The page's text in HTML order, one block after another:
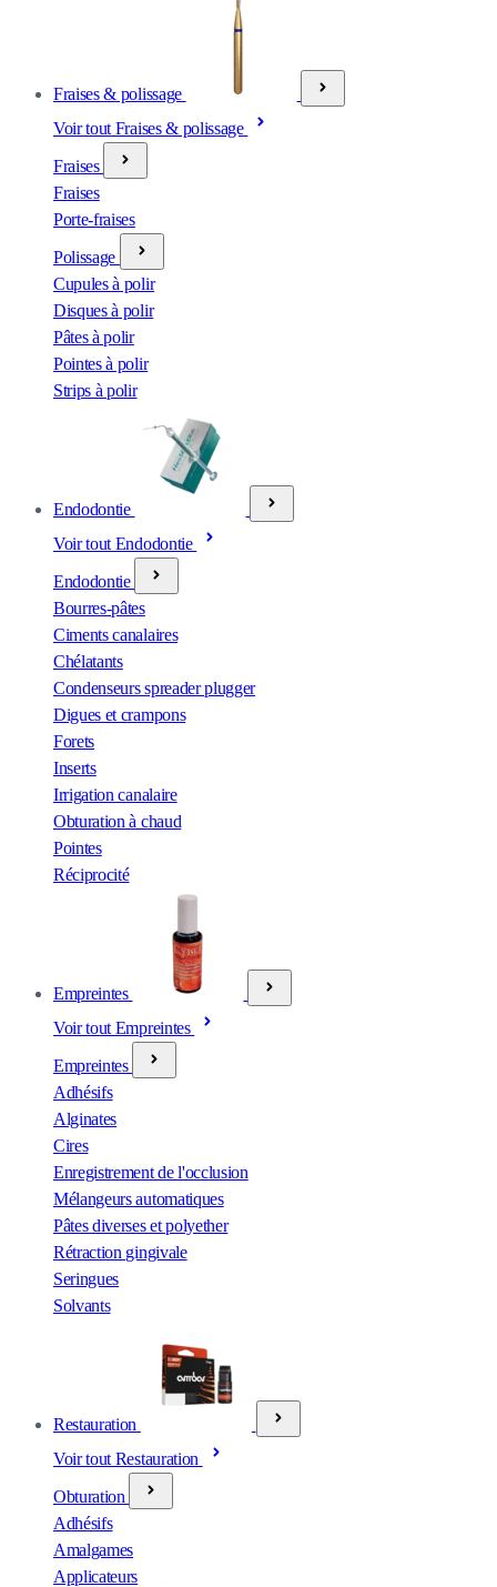
Fraises & polissage
Voir tout Fraises & polissage
Fraises
Fraises
Porte-fraises
Polissage
Cupules à polir
Disques à polir
Pâtes à polir
Pointes à polir
Strips à polir
Endodontie
Voir tout Endodontie
Endodontie
Bourres-pâtes
Ciments canalaires
Chélatants
Condenseurs spreader plugger
Digues et crampons
Forets
Inserts
Irrigation canalaire
Obturation à chaud
Pointes
Réciprocité
Empreintes
Voir tout Empreintes
Empreintes
Adhésifs
Alginates
Cires
Enregistrement de l'occlusion
Mélangeurs automatiques
Pâtes diverses et polyether
Rétraction gingivale
Seringues
Solvants
Restauration
Voir tout Restauration
Obturation
Adhésifs
Amalgames
Applicateurs